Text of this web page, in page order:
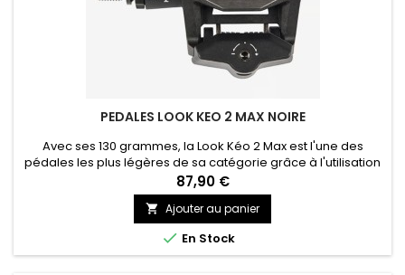
PEDALES LOOK KEO 2 MAX NOIRE
Avec ses 130 grammes, la Look Kéo 2 Max est l'une des
pédales les plus légères de sa catégorie grâce à l'utilisation
de matériaux composites qui réduisent le poids et
améliorent la résistance.
87,90 €
 Ajouter au panier
 En Stock